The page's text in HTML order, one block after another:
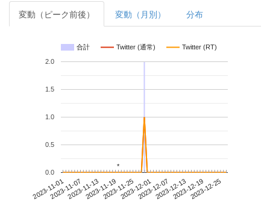
変動（ピーク前後） 変動（月別） 分布
合計 Twitter (通常) Twitter (RT)
2023-11-012023-11-072023-11-132023-11-192023-11-252023-12-012023-12-072023-12-132023-12-192023-12-25
0.0
0.5
1.0
1.5
2.0
**